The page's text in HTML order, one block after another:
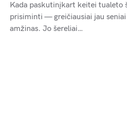
Kada paskutinįkart keitei tualeto
prisiminti — greičiausiai jau seniai
amžinas. Jo šereliai…